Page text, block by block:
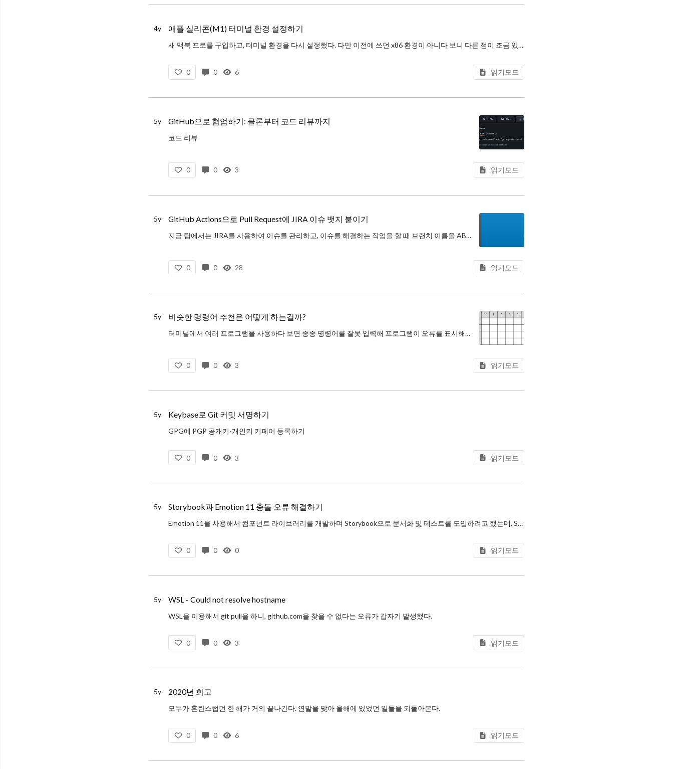
4y 애플 실리콘(M1) 터미널 환경 설정하기
새 맥북 프로를 구입하고, 터미널 환경을 다시 설정했다. 다만 이전에 쓰던 x86 환경이 아니다 보니 다른 점이 조금 있었는데, 다른 사람들에게 도움이 될까 싶어 기록을 남겨본다.
가장 먼저 Homebrew를 설
0 0 6 읽기모드
5y GitHub으로 협업하기: 클론부터 코드 리뷰까지
코드 리뷰
0 0 3 읽기모드
5y GitHub Actions으로 Pull Request에 JIRA 이슈 뱃지 붙이기
지금 팀에서는 JIRA를 사용하여 이슈를 관리하고, 이슈를 해결하는 작업을 할 때 브랜치 이름을 ABC-123과 같이 이슈 ID로 만들어 작업한다.
0 0 28 읽기모드
5y 비슷한 명령어 추천은 어떻게 하는걸까?
터미널에서 여러 프로그램을 사용하다 보면 종종 명령어를 잘못 입력해 프로그램이 오류를 표시해줄 때가 있다. 그런데 Git이나 npm 같은 일부 프로그램들은 내가 잘못 입력한 명령어와 비슷한 명령어들을 추천해주거나 오히려 오타를 바
0 0 3 읽기모드
5y Keybase로 Git 커밋 서명하기
GPG에 PGP 공개키-개인키 키페어 등록하기
# 만약 gpg가 설치되어 있지 않다면 gpg를 먼저 설치하자.
0 0 3 읽기모드
5y Storybook과 Emotion 11 충돌 오류 해결하기
Emotion 11을 사용해서 컴포넌트 라이브러리를 개발하며 Storybook으로 문서화 및 테스트를 도입하려고 했는데, Storybook을 빌드하니 아래와 같은 오류가 발생했다.
0
0 0 읽기모드
5y WSL - Could not resolve hostname
WSL을 이용해서 git pull을 하니, github.com을 찾을 수 없다는 오류가 갑자기 발생했다.
ssh: Could not resolve hostname github.com: Temporary fail
0 0 3 읽기모드
5y 2020년 회고
모두가 혼란스럽던 한 해가 거의 끝나간다. 연말을 맞아 올해에 있었던 일들을 되돌아본다.
이전 회사의 프론트엔드 개발 환경이 많이 좋지 않아 프론트엔드 개발자분들의 생산성이 크게 저하되는 모습을 계속 보다가 PHP + 여러
0 0 6 읽기모드